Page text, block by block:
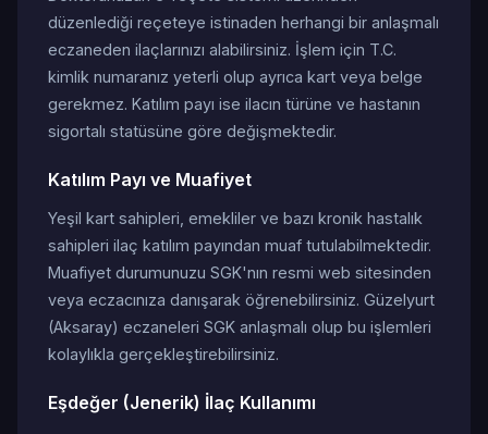
düzenlediği reçeteye istinaden herhangi bir anlaşmalı
eczaneden ilaçlarınızı alabilirsiniz. İşlem için T.C.
kimlik numaranız yeterli olup ayrıca kart veya belge
gerekmez. Katılım payı ise ilacın türüne ve hastanın
sigortalı statüsüne göre değişmektedir.
Katılım Payı ve Muafiyet
Yeşil kart sahipleri, emekliler ve bazı kronik hastalık
sahipleri ilaç katılım payından muaf tutulabilmektedir.
Muafiyet durumunuzu SGK'nın resmi web sitesinden
veya eczacınıza danışarak öğrenebilirsiniz. Güzelyurt
(Aksaray) eczaneleri SGK anlaşmalı olup bu işlemleri
kolaylıkla gerçekleştirebilirsiniz.
Eşdeğer (Jenerik) İlaç Kullanımı